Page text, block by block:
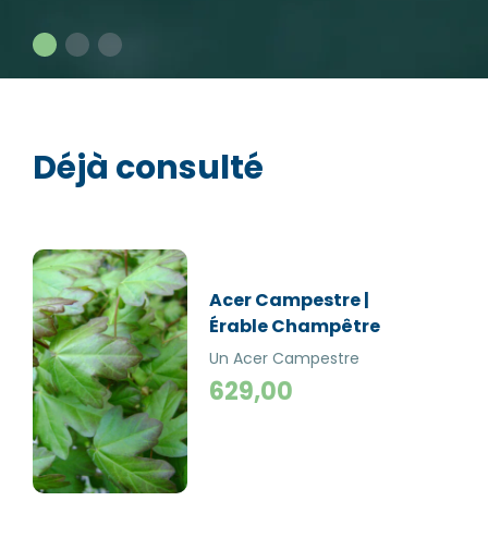
Déjà consulté
Acer Campestre |
Érable Champêtre
Un Acer Campestre
(Érable champêtre) est un
arbre de taille moyenne
629,00